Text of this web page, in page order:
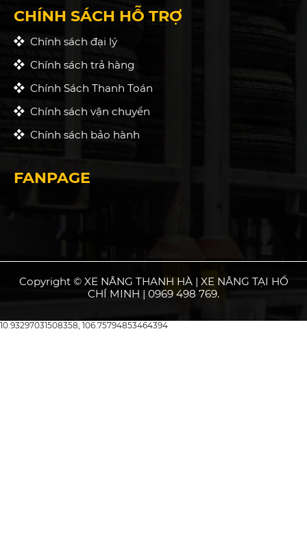
CHÍNH SÁCH HỖ TRỢ
Chính sách đại lý
Chính sách trả hàng
Chính Sách Thanh Toán
Chính sách vận chuyển
Chính sách bảo hành
FANPAGE
Copyright © XE NÂNG THANH HÀ | XE NÂNG TẠI HỒ
CHÍ MINH | 0969 498 769.
10.93297031508358, 106.75794853464394